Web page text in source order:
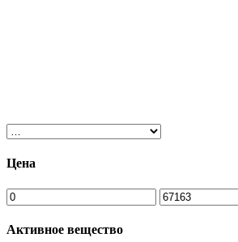
Цена
Активное вещество